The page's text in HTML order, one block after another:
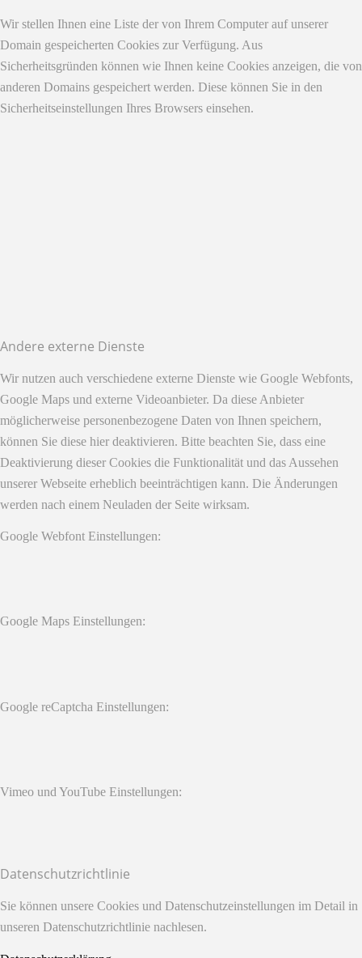
Wir stellen Ihnen eine Liste der von Ihrem Computer auf unserer
Domain gespeicherten Cookies zur Verfügung. Aus
Sicherheitsgründen können wie Ihnen keine Cookies anzeigen, die von
anderen Domains gespeichert werden. Diese können Sie in den
Sicherheitseinstellungen Ihres Browsers einsehen.
Andere externe Dienste
Wir nutzen auch verschiedene externe Dienste wie Google Webfonts,
Google Maps und externe Videoanbieter. Da diese Anbieter
möglicherweise personenbezogene Daten von Ihnen speichern,
können Sie diese hier deaktivieren. Bitte beachten Sie, dass eine
Deaktivierung dieser Cookies die Funktionalität und das Aussehen
unserer Webseite erheblich beeinträchtigen kann. Die Änderungen
werden nach einem Neuladen der Seite wirksam.
Google Webfont Einstellungen:
Google Maps Einstellungen:
Google reCaptcha Einstellungen:
Vimeo und YouTube Einstellungen:
Datenschutzrichtlinie
Sie können unsere Cookies und Datenschutzeinstellungen im Detail in
unseren Datenschutzrichtlinie nachlesen.